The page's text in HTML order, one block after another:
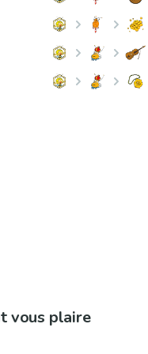
vous plaire